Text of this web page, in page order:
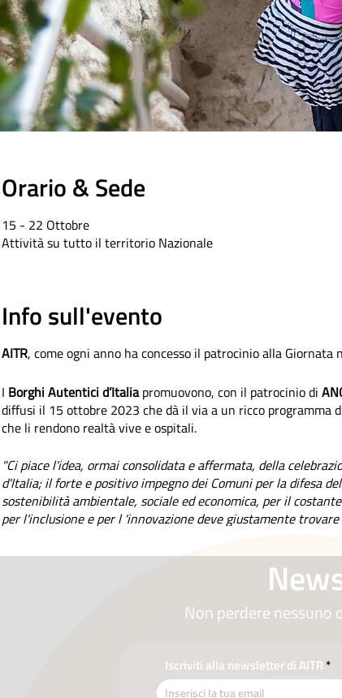
Orario & Sede
15 - 22 Ottobre
Attività su tutto il territorio Nazionale
Info sull'evento
AITR, come ogni anno ha concesso il patrocinio alla
I Borghi Autentici d’Italiapromuovono, con il patrocinio di
diffusi il 15 ottobre 2023 che dà il via a un ricco
che li rendono realtà vive e ospitali.
"Ci piace l'idea, ormai consolidata e affermata, della
d'Italia; il forte e positivo impegno dei Comuni per la difesa
sostenibilità ambientale, sociale ed economica, per il
per l'inclusione e per l 'innovazione deve giustamente
La nostra Associazione,AITR, che a sua volta proprio in
terranno a Bologna, condivide in pieno i valori, gli obiettivi e
pertanto partecipa con grande piacere alla conferenza
entusiasmo la Giornata Nazionale."Maurizio Davolio -
Non perdere nessuno
Iscriviti alla newsletter di AITR